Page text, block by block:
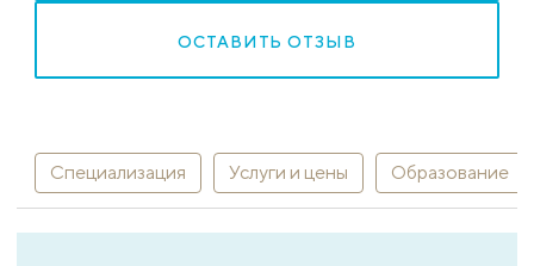
ОСТАВИТЬ ОТЗЫВ
Специализация Услуги и цены Образование